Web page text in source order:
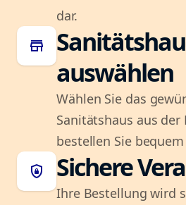
dar.
store
auswählen
Wählen Sie das
Sanitätshaus aus der
bestellen Sie
shield_lock Sichere
Ihre Bestellung wird